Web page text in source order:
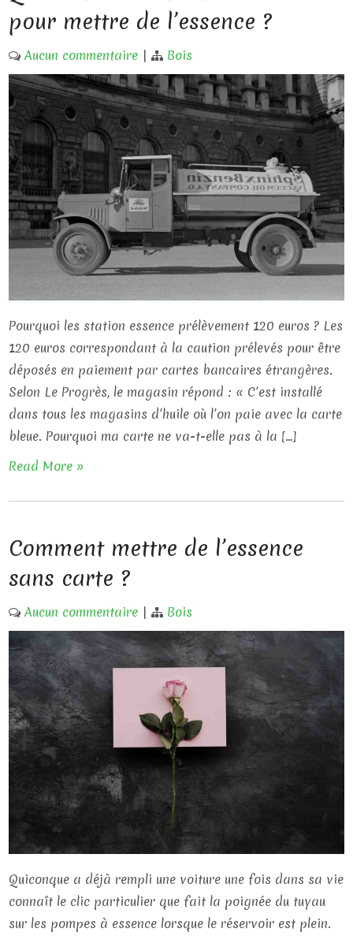
pour mettre de l’essence ?
Aucun commentaire | Bois
Pourquoi les station essence prélèvement 120 euros ? Les
120 euros correspondant à la caution prélevés pour être
déposés en paiement par cartes bancaires étrangères.
Selon Le Progrès, le magasin répond : « C’est installé
dans tous les magasins d’huile où l’on paie avec la carte
bleue. Pourquoi ma carte ne va-t-elle pas à la […]
Read More »
Comment mettre de l’essence
sans carte ?
Aucun commentaire | Bois
Quiconque a déjà rempli une voiture une fois dans sa vie
connaît le clic particulier que fait la poignée du tuyau
sur les pompes à essence lorsque le réservoir est plein.